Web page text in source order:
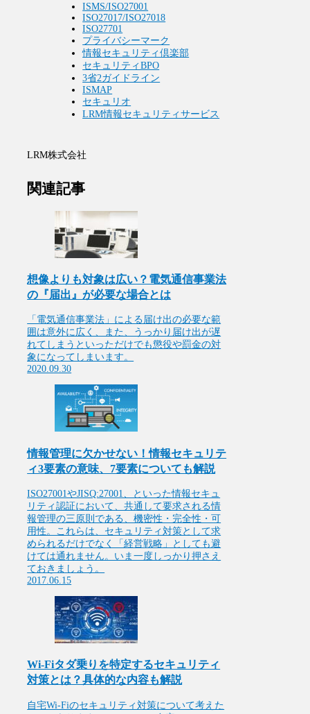
ISMS/ISO27001
ISO27017/ISO27018
ISO27701
プライバシーマーク
情報セキュリティ倶楽部
セキュリティBPO
3省2ガイドライン
ISMAP
セキュリオ
LRM情報セキュリティサービス
LRM株式会社
関連記事
想像よりも対象は広い？電気通信事業法
の『届出』が必要な場合とは
「電気通信事業法」による届け出の必要な範
囲は意外に広く、また、うっかり届け出が遅
れてしまうといっただけでも懲役や罰金の対
象になってしまいます。
2020.09.30
情報管理に欠かせない！情報セキュリテ
ィ3要素の意味、7要素についても解説
ISO27001やJISQ:27001、といった情報セキュ
リティ認証において、共通して要求される情
報管理の三原則である、機密性・完全性・可
用性。これらは、セキュリティ対策として求
められるだけでなく「経営戦略」としても避
けては通れません。いま一度しっかり押さえ
ておきましょう。
2017.06.15
Wi-Fiタダ乗りを特定するセキュリティ
対策とは？具体的な内容も解説
自宅Wi-Fiのセキュリティ対策について考えた